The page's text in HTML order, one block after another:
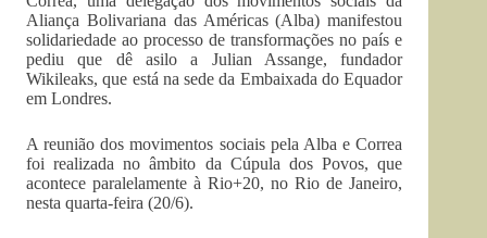
Aliança Bolivariana das Américas (Alba) manifestou
solidariedade ao processo de transformações no país e
pediu que dê asilo a Julian Assange, fundador
Wikileaks, que está na sede da Embaixada do Equador
em Londres.
A reunião dos movimentos sociais pela Alba e Correa
foi realizada no âmbito da Cúpula dos Povos, que
acontece paralelamente à Rio+20, no Rio de Janeiro,
nesta quarta-feira (20/6).